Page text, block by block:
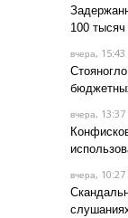
100
вчера, 15:43
вчера, 13:37
вчера, 10:27